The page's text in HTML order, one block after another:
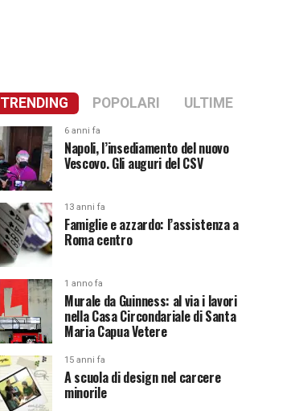
TRENDING POPOLARI ULTIME
6 anni fa
Napoli, l’insediamento del nuovo
Vescovo. Gli auguri del CSV
13 anni fa
Famiglie e azzardo: l’assistenza a
Roma centro
1 anno fa
Murale da Guinness: al via i lavori
nella Casa Circondariale di Santa
Maria Capua Vetere
15 anni fa
A scuola di design nel carcere
minorile